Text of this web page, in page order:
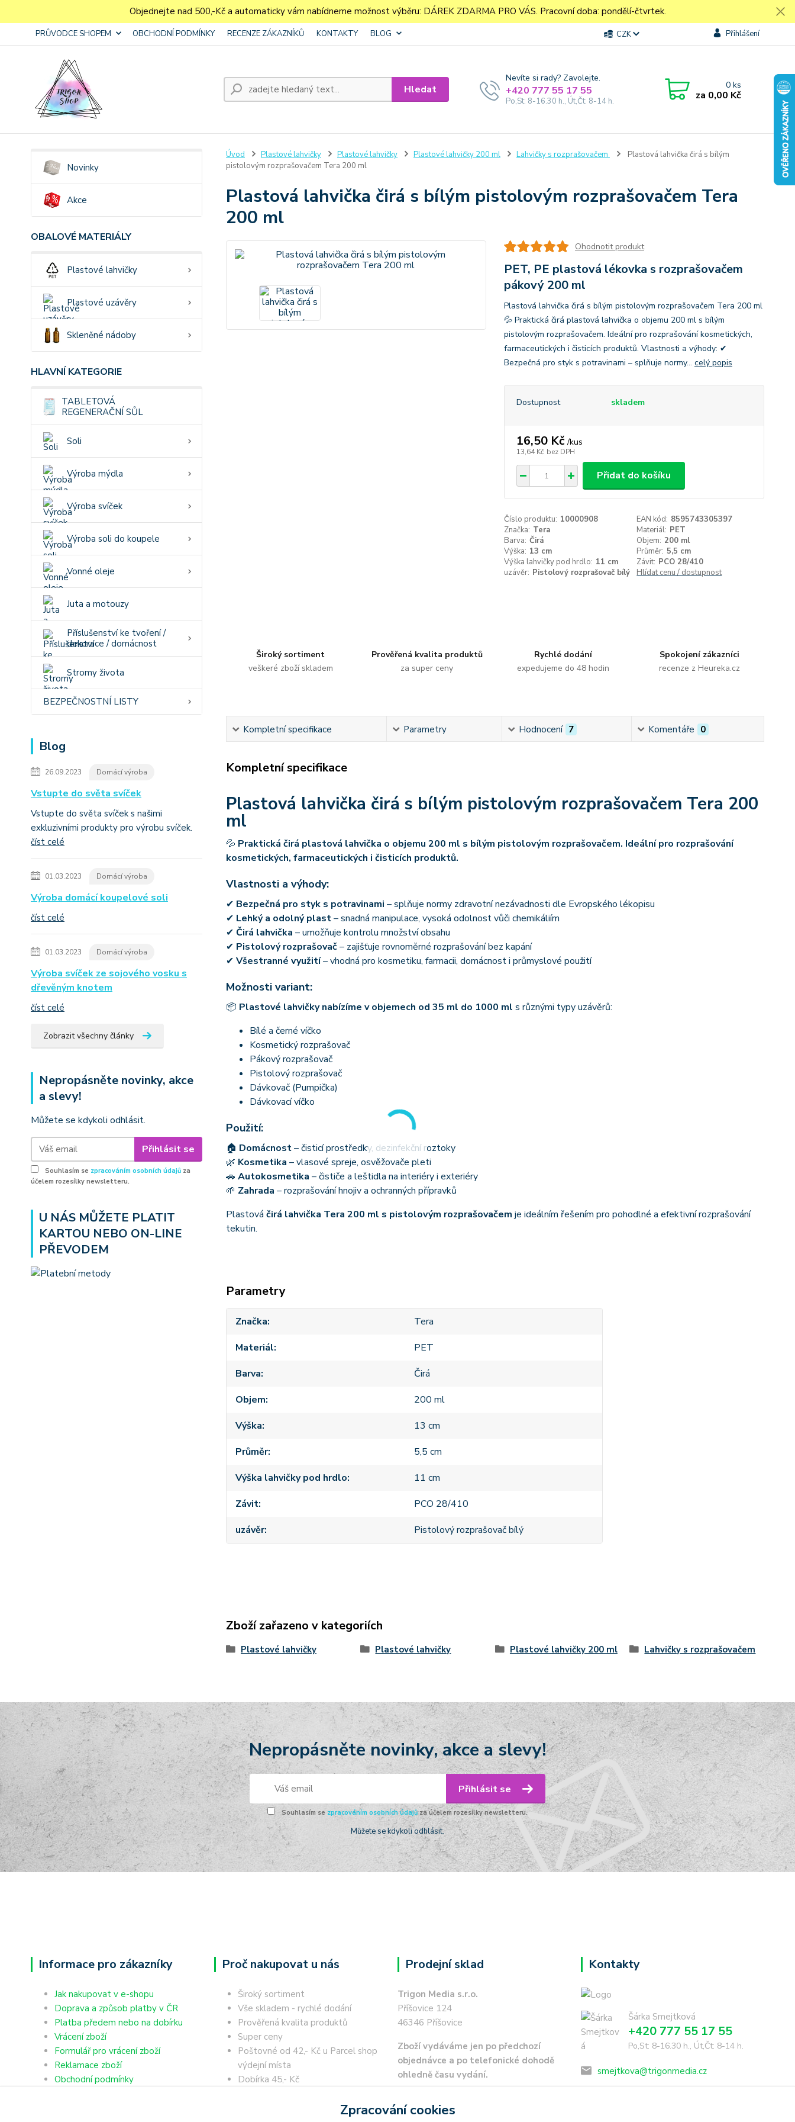
Objednejte nad 500,-Kč a automaticky vám nabídneme možnost výběru: DÁREK ZDARMA PRO VÁS. Pracovní doba: pondělí-čtvrtek.
PRŮVODCE SHOPEM OBCHODNÍ PODMÍNKY RECENZE ZÁKAZNÍKŮ KONTAKTY BLOG CZK Přihlášení
Hledat
Nevíte si rady? Zavolejte.
+420 777 55 17 55
Po,St: 8-16.30 h., Út,Čt: 8-14 h.
0ks
za 0,00 Kč
Novinky
Akce
OBALOVÉ MATERIÁLY
Plastové lahvičky
Plastové uzávěry
Skleněné nádoby
HLAVNÍ KATEGORIE
TABLETOVÁ
REGENERAČNÍ SŮL
Soli
Výroba mýdla
Výroba svíček
Výroba soli do koupele
Vonné oleje
Juta a motouzy
Příslušenství ke tvoření /
dekorace / domácnost
Stromy života
BEZPEČNOSTNÍ LISTY
Blog
26.09.2023 Domácí výroba
Vstupte do světa svíček
Vstupte do světa svíček s našimi
exkluzivními produkty pro výrobu svíček.
číst celé
01.03.2023 Domácí výroba
Výroba domácí koupelové soli
číst celé
01.03.2023 Domácí výroba
Výroba svíček ze sojového vosku s
dřevěným knotem
číst celé
Zobrazit všechny články
Nepropásněte novinky, akce
a slevy!
Můžete se kdykoli odhlásit.
Přihlásit se
Souhlasím se zpracováním osobních údajů za
účelem rozesílky newsletteru.
U NÁS MŮŽETE PLATIT
KARTOU NEBO ON-LINE
PŘEVODEM
Úvod Plastové lahvičky Plastové lahvičky Plastové lahvičky 200 ml Lahvičky s rozprašovačem
Plastová lahvička čirá s bílým
pistolovým rozprašovačem Tera 200 ml
Plastová lahvička čirá s bílým pistolovým rozprašovačem Tera
200 ml
Ohodnotit produkt
PET, PE plastová lékovka s rozprašovačem
pákový 200 ml
Plastová lahvička čirá s bílým pistolovým rozprašovačem Tera 200 ml
💦 Praktická čirá plastová lahvička o objemu 200 ml s bílým
pistolovým rozprašovačem. Ideální pro rozprašování kosmetických,
farmaceutických i čisticích produktů. Vlastnosti a výhody: ✔
Bezpečná pro styk s potravinami – splňuje normy... celý popis
Dostupnost skladem
16,50 Kč /kus
13,64 Kč bez DPH
Přidat do košíku
Číslo produktu: 10000908 EAN kód: 8595743305397
Značka: Tera Materiál: PET
Barva: Čirá Objem: 200 ml
Výška: 13 cm Průměr: 5,5 cm
Výška lahvičky pod hrdlo: 11 cm Závit: PCO 28/410
uzávěr: Pistolový rozprašovač bílý Hlídat cenu / dostupnost
Široký sortiment
veškeré zboží skladem
Prověřená kvalita produktů
za super ceny
Rychlé dodání
expedujeme do 48 hodin
Spokojení zákazníci
recenze z Heureka.cz
Kompletní specifikace Parametry Hodnocení 7 Komentáře 0
Kompletní specifikace
Plastová lahvička čirá s bílým pistolovým rozprašovačem Tera 200
ml
💦 Praktická čirá plastová lahvička o objemu 200 ml s bílým pistolovým rozprašovačem. Ideální pro rozprašování
kosmetických, farmaceutických i čisticích produktů.
Vlastnosti a výhody:
✔ Bezpečná pro styk s potravinami – splňuje normy zdravotní nezávadnosti dle Evropského lékopisu
✔ Lehký a odolný plast– snadná manipulace, vysoká odolnost vůči chemikáliím
✔ Čirá lahvička – umožňuje kontrolu množství obsahu
✔ Pistolový rozprašovač– zajišťuje rovnoměrné rozprašování bez kapání
✔ Všestranné využití– vhodná pro kosmetiku, farmacii, domácnost i průmyslové použití
Možnosti variant:
📦 Plastové lahvičky nabízíme v objemech od 35 ml do 1000 ml s různými typy uzávěrů:
Bílé a černé víčko
Kosmetický rozprašovač
Pákový rozprašovač
Pistolový rozprašovač
Dávkovač (Pumpička)
Dávkovací víčko
Použití:
🏠 Domácnost– čisticí prostředky, dezinfekční roztoky
🌿 Kosmetika – vlasové spreje, osvěžovače pleti
🚗 Autokosmetika – čističe a leštidla na interiéry i exteriéry
🌱 Zahrada – rozprašování hnojiv a ochranných přípravků
Plastová čirá lahvička Tera 200 ml s pistolovým rozprašovačem je ideálním řešením pro pohodlné a efektivní rozprašování
tekutin.
Parametry
Značka
Tera
Materiál
PET
Barva
Čirá
Objem
200 ml
Výška
13 cm
Průměr
5,5 cm
Výška lahvičky pod hrdlo
11 cm
Závit
PCO 28/410
uzávěr
Pistolový rozprašovač bílý
Zboží zařazeno v kategoriích
Plastové lahvičky Plastové lahvičky Plastové lahvičky 200 ml Lahvičky s rozprašovačem
Nepropásněte novinky, akce a slevy!
Přihlásit se
Souhlasím se zpracováním osobních údajůza účelem rozesílky newsletteru.
Můžete se kdykoli odhlásit.
Informace pro zákazníky
Jak nakupovat v e-shopu
Doprava a způsob platby v ČR
Platba předem nebo na dobírku
Vrácení zboží
Formulář pro vrácení zboží
Reklamace zboží
Obchodní podmínky
Proč nakupovat u nás
Široký sortiment
Vše skladem - rychlé dodání
Prověřená kvalita produktů
Super ceny
Poštovné od 42,- Kč u Parcel shop
výdejní místa
Dobírka 45,- Kč
Prodejní sklad
Trigon Media s.r.o.
Příšovice 124
46346 Příšovice
Zboží vydáváme jen po předchozí
objednávce a po telefonické dohodě
ohledně času vydání.
Kontakty
Šárka Smejtková
+420 777 55 17 55
Po,St: 8-16.30 h., Út,Čt: 8-14 h.
smejtkova@trigonmedia.cz
Zpracování cookies